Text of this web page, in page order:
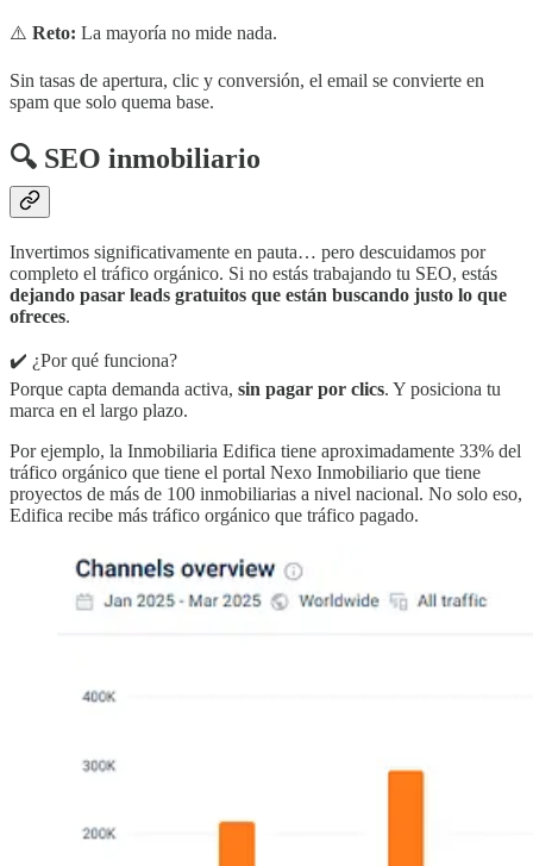
⚠️ Reto: La mayoría no mide nada.
Sin tasas de apertura, clic y conversión, el email se convierte en
spam que solo quema base.
🔍 SEO inmobiliario
Invertimos significativamente en pauta… pero descuidamos por
completo el tráfico orgánico. Si no estás trabajando tu SEO, estás
dejando pasar leads gratuitos que están buscando justo lo que
ofreces.
✔️ ¿Por qué funciona?
Porque capta demanda activa, sin pagar por clics. Y posiciona tu
marca en el largo plazo.
Por ejemplo, la Inmobiliaria Edifica tiene aproximadamente 33% del
tráfico orgánico que tiene el portal Nexo Inmobiliario que tiene
proyectos de más de 100 inmobiliarias a nivel nacional. No solo eso,
Edifica recibe más tráfico orgánico que tráfico pagado.